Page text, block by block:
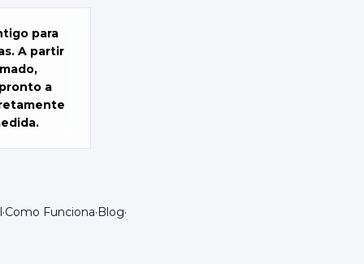
para
A partir
a
·Como Funciona·Blog·